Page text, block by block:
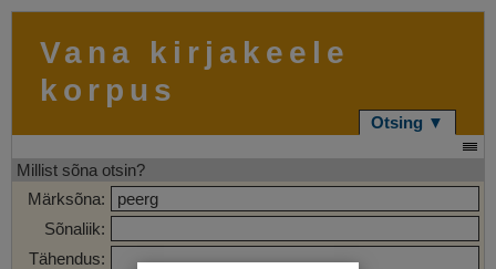
Vana kirjakeele
korpus
Otsing ▼
Millist sõna otsin?
Märksõna:
Sõnaliik:
Tähendus: